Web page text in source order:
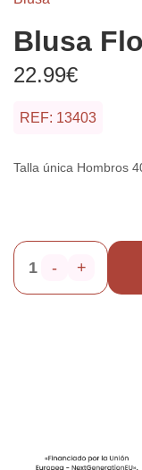
Blusa
22.99€
REF: 13403
Talla única Hombros
- +